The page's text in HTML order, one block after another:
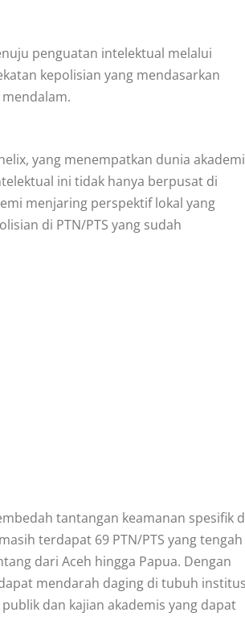
penguatan intelektual melalui
kepolisian yang mendasarkan
yang menempatkan dunia
ini tidak hanya berpusat di
menjaring perspektif lokal yang
di PTN/PTS yang sudah
tantangan keamanan spesifik
terdapat 69 PTN/PTS yang tengah
dari Aceh hingga Papua. Dengan
mendarah daging di tubuh
dan kajian akademis yang dapat